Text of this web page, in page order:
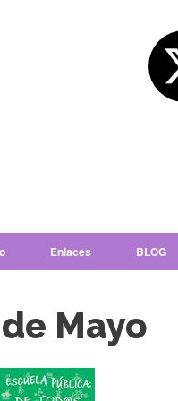
Enlaces BLOG
Mayo